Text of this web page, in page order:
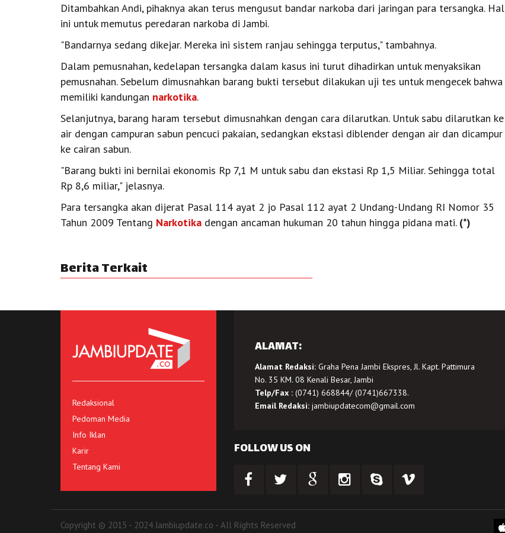
Ditambahkan Andi, pihaknya akan terus mengusut bandar narkoba dari jaringan para tersangka. Hal
ini untuk memutus peredaran narkoba di Jambi.
"Bandarnya sedang dikejar. Mereka ini sistem ranjau sehingga terputus," tambahnya.
Dalam pemusnahan, kedelapan tersangka dalam kasus ini turut dihadirkan untuk menyaksikan
pemusnahan. Sebelum dimusnahkan barang bukti tersebut dilakukan uji tes untuk mengecek bahwa
memiliki kandungan narkotika.
Selanjutnya, barang haram tersebut dimusnahkan dengan cara dilarutkan. Untuk sabu dilarutkan ke
air dengan campuran sabun pencuci pakaian, sedangkan ekstasi diblender dengan air dan dicampur
ke cairan sabun.
"Barang bukti ini bernilai ekonomis Rp 7,1 M untuk sabu dan ekstasi Rp 1,5 Miliar. Sehingga total
Rp 8,6 miliar," jelasnya.
Para tersangka akan dijerat Pasal 114 ayat 2 jo Pasal 112 ayat 2 Undang-Undang RI Nomor 35
Tahun 2009 Tentang Narkotika dengan ancaman hukuman 20 tahun hingga pidana mati. (*)
Berita Terkait
Redaksional
Pedoman Media
Info Iklan
Karir
Tentang Kami
ALAMAT:
Alamat Redaksi:Graha Pena Jambi Ekspres, Jl. Kapt. Pattimura
No. 35 KM. 08 Kenali Besar, Jambi
Telp/Fax :(0741) 668844/ (0741)667338.
Email Redaksi: jambiupdatecom@gmail.com
FOLLOW US ON
Copyright © 2015 - 2024 Jambiupdate.co - All Rights Reserved